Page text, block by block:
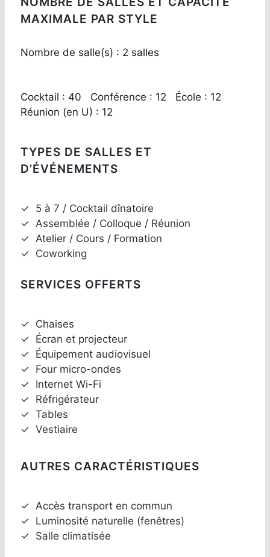
MAXIMALE PAR STYLE
Nombre de salle(s) : 2 salles
Cocktail : 40 Conférence : 12 École : 12
Réunion (en U) : 12
TYPES DE SALLES ET
D’ÉVÉNEMENTS
✓ 5 à 7 / Cocktail dînatoire
✓ Assemblée / Colloque / Réunion
✓ Atelier / Cours / Formation
✓ Coworking
SERVICES OFFERTS
✓ Chaises
✓ Écran et projecteur
✓ Équipement audiovisuel
✓ Four micro-ondes
✓ Internet Wi-Fi
✓ Réfrigérateur
✓ Tables
✓ Vestiaire
AUTRES CARACTÉRISTIQUES
✓ Accès transport en commun
✓ Luminosité naturelle (fenêtres)
✓ Salle climatisée